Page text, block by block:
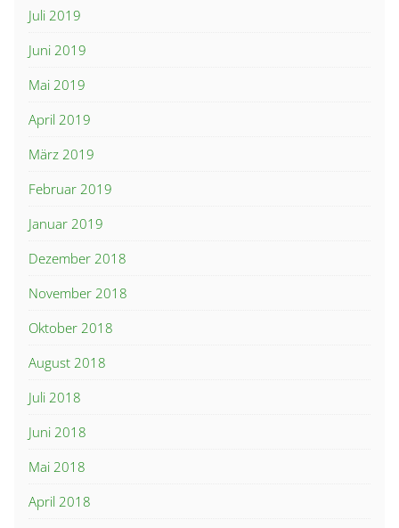
Juli 2019
Juni 2019
Mai 2019
April 2019
März 2019
Februar 2019
Januar 2019
Dezember 2018
November 2018
Oktober 2018
August 2018
Juli 2018
Juni 2018
Mai 2018
April 2018